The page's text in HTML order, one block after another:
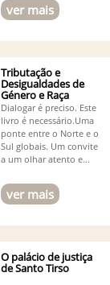
ver mais
Tributação e
Desigualdades de
Género e Raça
Dialogar é preciso. Este
livro é necessário.Uma
ponte entre o Norte e o
Sul globais. Um convite
a um olhar atento e...
ver mais
O palácio de justiça
de Santo Tirso